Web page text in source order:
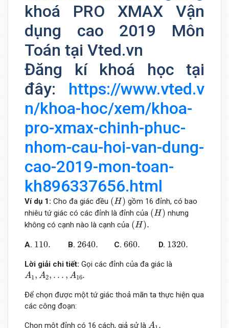
khoá PRO XMAX Vận
dụng cao 2019 Môn
Toán tại Vted.vn
Đăng kí khoá học tại
đây: https://www.vted.v
n/khoa-hoc/xem/khoa-
pro-xmax-chinh-phuc-
nhom-cau-hoi-van-dung-
cao-2019-mon-toan-
kh896337656.html
Ví dụ 1: Cho đa giác đều (H)
(H)
gồm 16 đỉnh, có bao
nhiêu tứ giác có các đỉnh là đỉnh của (H)
(H)
nhưng
không có cạnh nào là cạnh của (H).
(H).
A. 110.
110. B. 2640.
2640. C. 660.
660. D. 1320.
1320.
Lời giải chi tiết: Gọi các đỉnh của đa giác là
A1, A2, . . . , A16.
A A2 .
Để chọn được một tứ giác thoả mãn ta thực hiện qua
các công đoạn:
Chọn một đỉnh có 16 cách, giả sử là A .
A